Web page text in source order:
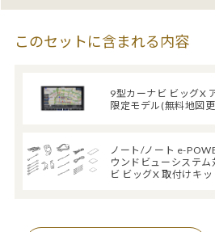
このセットに含まれる内容
9型カーナビ ビッグX
限定モデル(無料地図
ノート/ノート e-
ウンドビューシステ
ビ ビッグX 取付けキッ